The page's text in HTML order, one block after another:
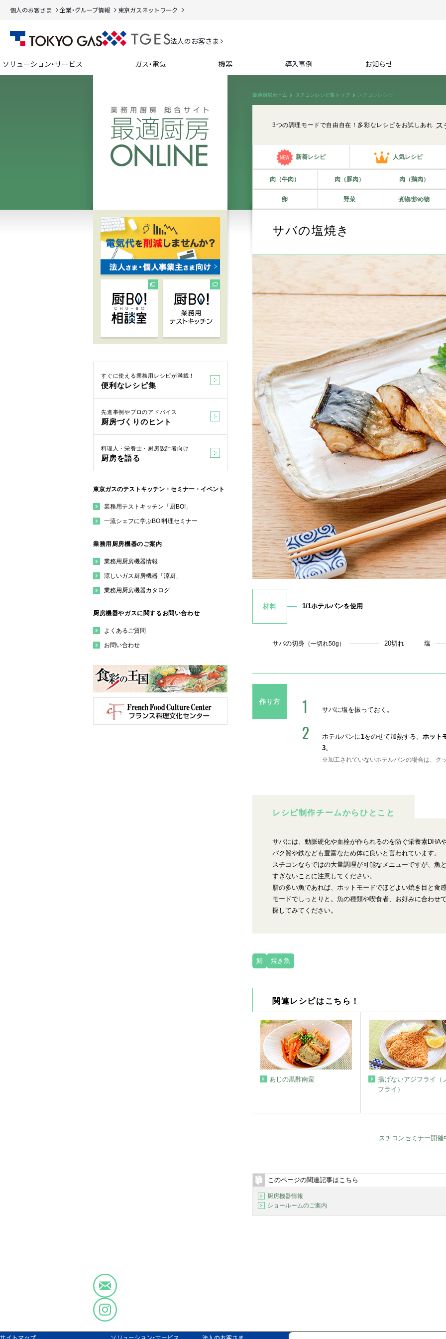
個人のお客さま 企業・グループ情報 東京ガスネットワーク
法人のお客さま
ソリューション・サービス ガス・電気 機器 導入事例 お知らせ
最適厨房ホーム スチコンレシピ集トップ スチコンレシピ
3つの調理モードで自由自在！多彩なレシピをお試しあれ
新着レシピ 人気レシピ
肉（牛肉） 肉（豚肉） 肉（鶏肉）
卵 野菜 煮物/炒め物
サバの塩焼き
材料 1/1ホテルパンを使用
サバの切身 （一切れ50g） 20切れ 塩
作り方
サバに塩を振っておく。
ホテルパンに1をのせて加熱する。 ホット
3。
※加工されていないホテルパンの場合は、ク
レシピ制作チームからひとこと
サバには、動脈硬化や血栓が作られるのを防ぐ栄養素DHA
パク質や鉄なども豊富なため体に良いと言われています。
スチコンならではの大量調理が可能なメニューですが、魚
すぎないことに注意してください。
脂の多い魚であれば、ホットモードでほどよい焼き目と食
モードでしっとりと。魚の種類や喫食者、お好みに合わせ
探してみてください。
鯖 焼き魚
関連レシピはこちら！
あじの黒酢南蛮
揚げないアジフライ（
フライ）
スチコンセミナー開催
このページの関連記事はこちら
厨房機器情報
ショールームのご案内
すぐに使える業務用レシピが満載！
便利なレシピ集
先進事例やプロのアドバイス
厨房づくりのヒント
料理人・栄養士・厨房設計者向け
厨房を語る
東京ガスのテストキッチン・セミナー・イベント
業務用テストキッチン「厨BO!」
一流シェフに学ぶBO!料理セミナー
業務用厨房機器のご案内
業務用厨房機器情報
涼しいガス厨房機器「涼厨」
業務用厨房機器カタログ
厨房機器やガスに関するお問い合わせ
よくあるご質問
お問い合わせ